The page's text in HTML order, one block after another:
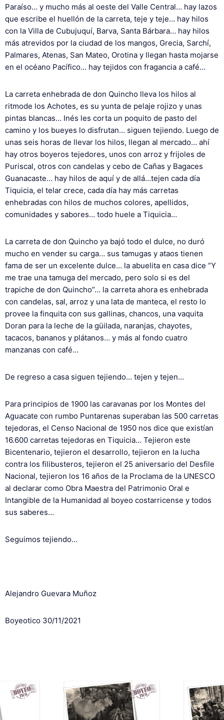
Paraíso… y mucho más al oeste del Valle Central… hay lazos
que escribe el huellón de la carreta, teje y teje… hay hilos
con la Villa de Cubujuquí, Barva, Santa Bárbara… hay hilos
más atrevidos por la ciudad de los mangos, Grecia, Sarchí,
Palmares, Atenas, San Mateo, Orotina y llegan hasta mojarse
en el océano Pacífico… hay tejidos con fragancia a café…
La carreta enhebrada de don Quincho lleva los hilos al
ritmode los Achotes, es su yunta de pelaje rojizo y unas
pintas blancas… Inés les corta un poquito de pasto del
camino y los bueyes lo disfrutan… siguen tejiendo. Luego de
unas seis horas de llevar los hilos, llegan al mercado… ahí
hay otros boyeros tejedores, unos con arroz y frijoles de
Puriscal, otros con candelas y cebo de Cañas y Bagaces
Guanacaste… hay hilos de aquí y de allá…tejen cada día
Tiquicia, el telar crece, cada día hay más carretas
enhebradas con hilos de muchos colores, apellidos,
comunidades y sabores… todo huele a Tiquicia…
La carreta de don Quincho ya bajó todo el dulce, no duró
mucho en vender su carga… sus tamugas y ataos tienen
fama de ser un excelente dulce… la abuelita en casa dice “Y
me trae una tamuga del mercado, pero solo si es del
trapiche de don Quincho”… la carreta ahora es enhebrada
con candelas, sal, arroz y una lata de manteca, el resto lo
provee la finquita con sus gallinas, chancos, una vaquita
Doran para la leche de la güilada, naranjas, chayotes,
tacacos, bananos y plátanos… y más al fondo cuatro
manzanas con café…
De regreso a casa siguen tejiendo… tejen y tejen…
Para principios de 1900 las caravanas por los Montes del
Aguacate con rumbo Puntarenas superaban las 500 carretas
tejedoras, el Censo Nacional de 1950 nos dice que existían
16.600 carretas tejedoras en Tiquicia… Tejieron este
Bicentenario, tejieron el desarrollo, tejieron en la lucha
contra los filibusteros, tejieron el 25 aniversario del Desfile
Nacional, tejieron los 16 años de la Proclama de la UNESCO
al declarar como Obra Maestra del Patrimonio Oral e
Intangible de la Humanidad al boyeo costarricense y todos
sus saberes…
Seguimos tejiendo…
Alejandro Guevara Muñoz
Boyeotico 30/11/2021